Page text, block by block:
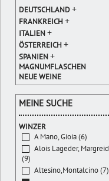
DEUTSCHLAND+
FRANKREICH+
ITALIEN+
ÖSTERREICH+
SPANIEN+
MAGNUMFLASCHEN
NEUE WEINE
MEINE SUCHE
WINZER
A Mano, Gioia (6)
Alois Lageder, Margreid
(9)
Altesino,Montalcino (7)